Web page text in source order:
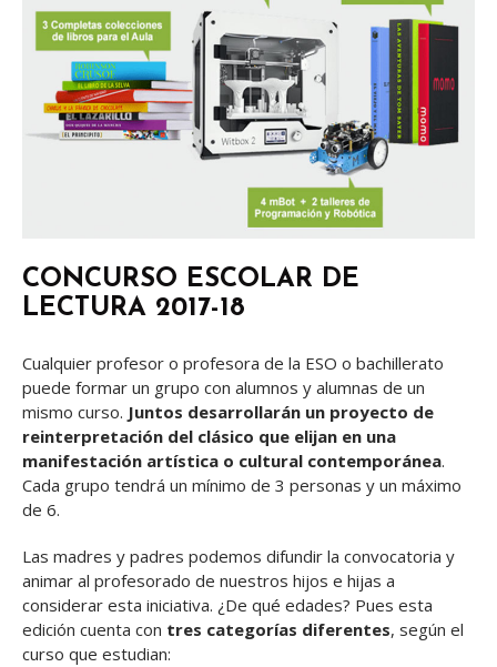
CONCURSO ESCOLAR DE
LECTURA 2017-18
Cualquier profesor o profesora de la ESO o bachillerato
puede formar un grupo con alumnos y alumnas de un
mismo curso. Juntos desarrollarán un proyecto de
reinterpretación del clásico que elijan en una
manifestación artística o cultural contemporánea.
Cada grupo tendrá un mínimo de 3 personas y un máximo
de 6.
Las madres y padres podemos difundir la convocatoria y
animar al profesorado de nuestros hijos e hijas a
considerar esta iniciativa. ¿De qué edades? Pues esta
edición cuenta con tres categorías diferentes, según el
curso que estudian: